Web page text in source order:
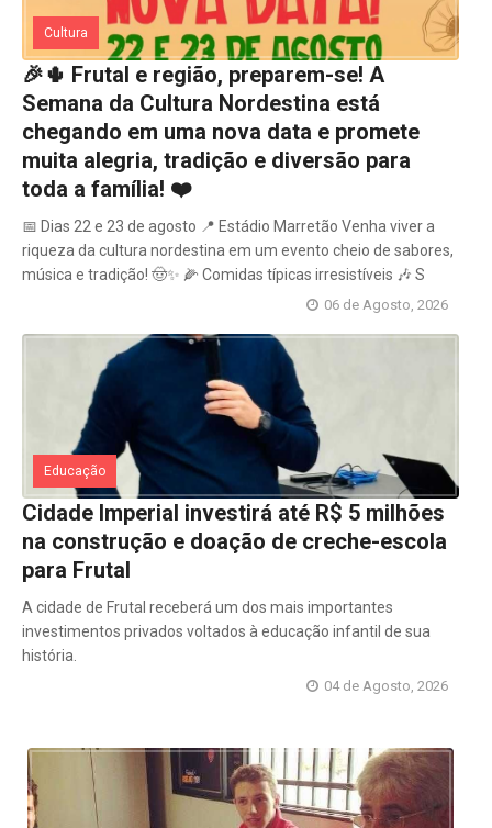
Cultura
🎉🌵 Frutal e região, preparem-se! A
Semana da Cultura Nordestina está
chegando em uma nova data e promete
muita alegria, tradição e diversão para
toda a família! ❤️
📅 Dias 22 e 23 de agosto 📍 Estádio Marretão Venha viver a
riqueza da cultura nordestina em um evento cheio de sabores,
música e tradição! 🤠✨ 🌽 Comidas típicas irresistíveis 🎶 S
06 de Agosto, 2026
Educação
Cidade Imperial investirá até R$ 5 milhões
na construção e doação de creche-escola
para Frutal
A cidade de Frutal receberá um dos mais importantes
investimentos privados voltados à educação infantil de sua
história.
04 de Agosto, 2026